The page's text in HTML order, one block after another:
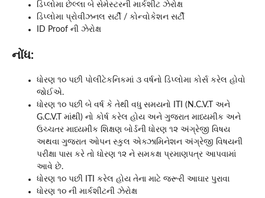
ડિપ્લોમા છેલ્લા બે સેમેસ્ટરની માર્કશીટ ઝેરોક્ષ
ડિપ્લોમા પ્રોવીઝનલ સર્ટી / કોન્વોકેશન સર્ટી
ID Proof ની ઝેરોક્ષ
નોંધ:
ધોરણ ૧૦ પછી પોલીટેકનિકમાં ૩ વર્ષનો ડિપ્લોમા કોર્સ કરેલ હોવો
જોઈએ.
ધોરણ ૧૦ પછી બે વર્ષ કે તેથી વધુ સમયનો ITI (N.C.V.T અને
G.C.V.T માંથી) નો કોર્ષ કરેલ હોય અને ગુજરાત માધ્યમીક અને
ઉચ્ચતર માધ્યમીક શિક્ષણ બોર્ડની ધોરણ ૧૨ અંગ્રેજી વિષય
અથવા ગુજરાત ઓપન સ્કુલ એક્ઝામિનેશન અંગ્રેજી વિષયની
પરીક્ષા પાસ કરે તો ધોરણ ૧૨ ને સમકક્ષ પ્રમાણપત્ર આપવામાં
આવે છે.
ધોરણ ૧૦ પછી ITI કરેલ હોય તેના માટે જરૂરી આઘાર પુરાવા
ધોરણ ૧૦ ની માર્કશીટની ઝેરોક્ષ